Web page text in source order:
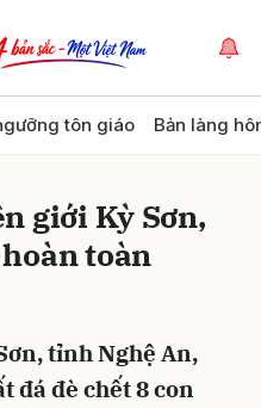
tôn giáo Bản làng
giới Kỳ Sơn,
toàn
tỉnh Nghệ An,
đá đè chết 8 con
Hủy Gửi